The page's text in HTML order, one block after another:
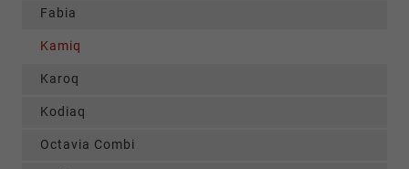
Fabia
Kamiq
Karoq
Kodiaq
Octavia Combi